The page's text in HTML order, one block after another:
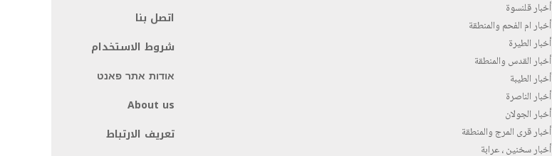
أخبار قلنسوة
أخبار ام الفحم والمنطقة
أخبار الطيرة
أخبار القدس والمنطقة
أخبار الطيبة
أخبار الناصرة
أخبار الجولان
أخبار قرى المرج والمنطقة
أخبار سخنين ، عرابة
اتصل بنا
شروط الاستخدام
אודות אתר פאנט
About us
تعريف الارتباط